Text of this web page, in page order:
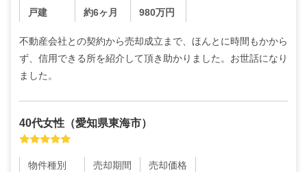
戸建
約6ヶ月
980万円
不動産会社との契約から売却成立まで、ほんとに時間もかから
ず、信用できる所を紹介して頂き助かりました。お世話になり
ました。
40代女性 （愛知県東海市）
物件種別
売却期間
売却価格